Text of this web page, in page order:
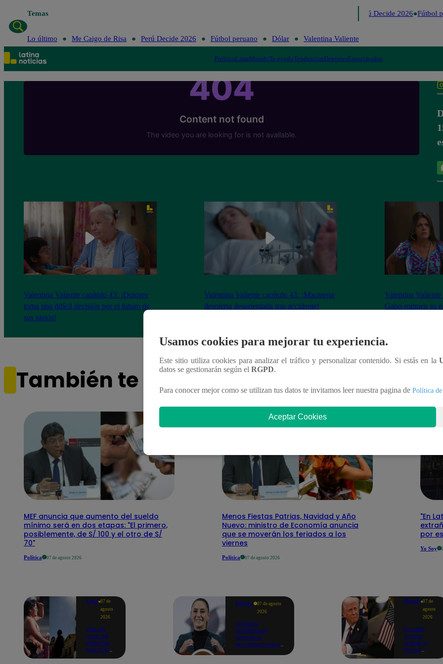
Temas Perú Decide 2026 Fútbol
Lo último Me Caigo de Risa Perú Decide 2026 Fútbol peruano Dólar Valentina Valiente
PolíticaLimaMundoTe ayudoTendenciasDeportesEspectáculos
Valentina Valiente capítulo 43: ¡Dolores
toma una difícil decisión por el futuro de
sus nietos!
Valentina Valiente capítulo 43: ¡Macarena
despierta desorientada tras accidente!
Valentina
Gabo rompen su
También te puede interesar
MEF anuncia que aumento del sueldo
mínimo será en dos etapas: "El primero,
posiblemente, de S/ 100 y el otro de S/
70"
Política 07 de agosto 2026
Menos Fiestas Patrias, Navidad y Año
Nuevo: ministro de Economía anuncia
que se moverán los feriados a los
viernes
Política 07 de agosto 2026
"En
por
Yo Soy
Lima 07 de
agosto
2026
Ola de
calor se
extiende
hasta el
Política
07 de agosto
2026
Claudia
Sheinbaum
confirma
restablecimiento
Mundo 07 de
agosto
2026
Donald
Trump
vuelve a
firmar
Usamos cookies para mejorar tu experiencia.
Este sitio utiliza cookies para analizar el tráfico y personalizar contenido. Si estás en la
datos se gestionarán según el RGPD.
Para conocer mejor como se utilizan tus datos te invitamos leer nuestra pagina de Política
Aceptar Cookies